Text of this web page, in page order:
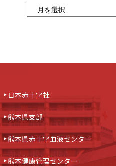
日本赤十字社
熊本県支部
熊本県赤十字血液センター
熊本健康管理センター